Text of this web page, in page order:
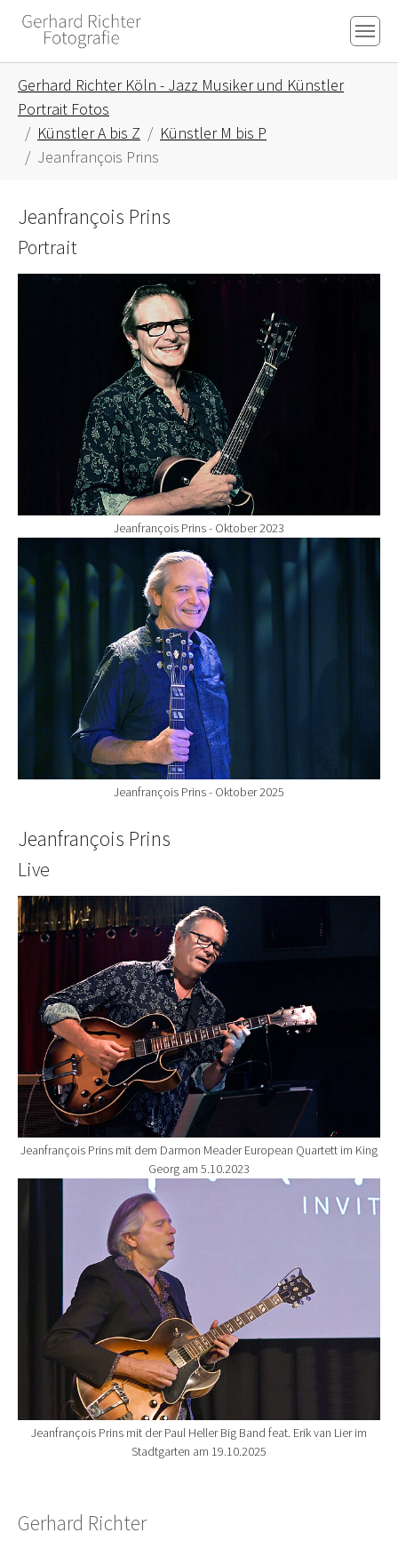
Skip to main content
Skip to page footer
Gerhard Richter Köln - Jazz Musiker und Künstler
Portrait Fotos
Künstler A bis Z
Künstler M bis P
Jeanfrançois Prins
Jeanfrançois Prins
Portrait
Show larger version for:
Jeanfrançois Prins - Oktober 2023
Show larger version for:
Jeanfrançois Prins - Oktober 2025
Jeanfrançois Prins
Live
Show larger version for:
Jeanfrançois Prins mit dem Darmon Meader European Quartett im King
Georg am 5.10.2023
Show larger version for:
Jeanfrançois Prins mit der Paul Heller Big Band feat. Erik van Lier im
Stadtgarten am 19.10.2025
Gerhard Richter